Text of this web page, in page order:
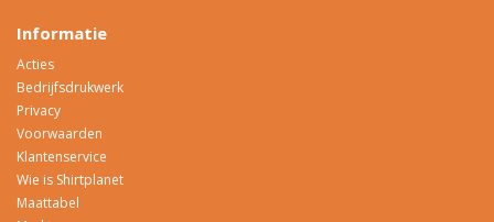
Informatie
Acties
Bedrijfsdrukwerk
Privacy
Voorwaarden
Klantenservice
Wie is Shirtplanet
Maattabel